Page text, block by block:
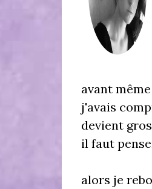
avant
j'avais
devient
il faut
alors je